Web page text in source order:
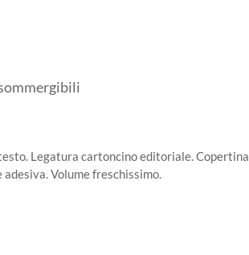
Legatura cartoncino editoriale. Copertina
Volume freschissimo.